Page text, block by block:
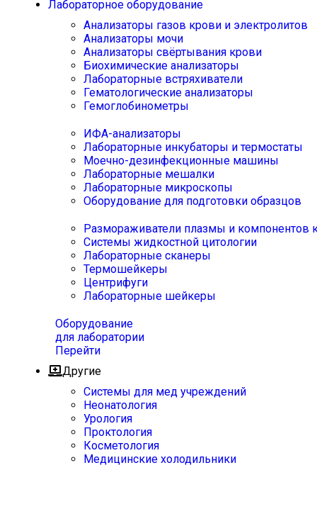
Лабораторное оборудование
Анализаторы газов крови и электролитов
Анализаторы мочи
Анализаторы свёртывания крови
Биохимические анализаторы
Лабораторные встряхиватели
Гематологические анализаторы
Гемоглобинометры
ИФА-анализаторы
Лабораторные инкубаторы и термостаты
Моечно-дезинфекционные машины
Лабораторные мешалки
Лабораторные микроскопы
Оборудование для подготовки образцов
Размораживатели плазмы и компонентов
Системы жидкостной цитологии
Лабораторные сканеры
Термошейкеры
Центрифуги
Лабораторные шейкеры
Оборудование
для лаборатории
Перейти
Другие
Системы для мед учреждений
Неонатология
Урология
Проктология
Косметология
Медицинские холодильники